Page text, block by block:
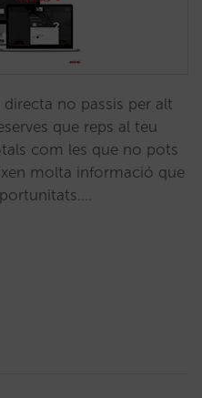
no passis per alt
que reps al teu
com les que no pots
molta informació que